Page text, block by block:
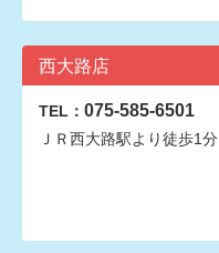
西大路店
TEL： 075-585-6501
ＪＲ西大路駅より徒歩1分